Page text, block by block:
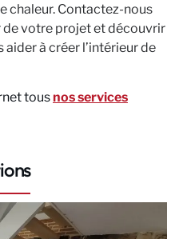
chaleur. Contactez-nous
de votre projet et découvrir
à créer l’intérieur de
tousnos services